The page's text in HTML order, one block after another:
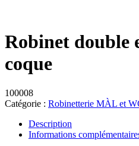
Robinet double
coque
100008
Catégorie : Robinetterie MÀL et
Description
Informations